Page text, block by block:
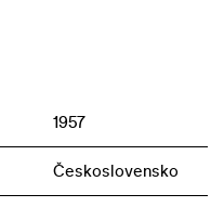
1957
Československo